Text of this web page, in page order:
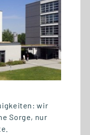
wir
Sorge, nur